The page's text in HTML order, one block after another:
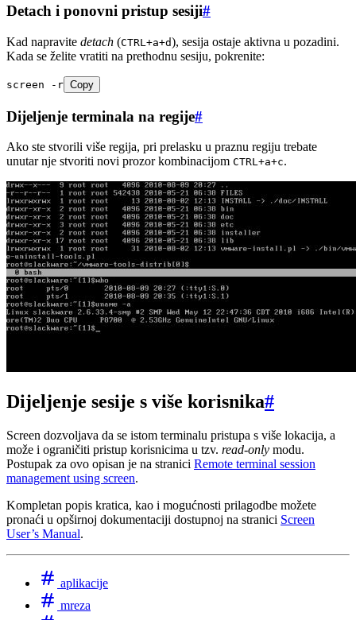
Detach i ponovni pristup sesiji#
Kad napravite detach (CTRL+a+d), sesija ostaje aktivna u pozadini.
Kada se želite vratiti na prethodnu sesiju, pokrenite:
screen -r Copy
Dijeljenje terminala na regije#
Ako ste stvorili više regija, pri prelasku u praznu regiju trebate
unutar nje stvoriti novi prozor kombinacijom CTRL+a+c.
Dijeljenje sesije s više korisnika#
Screen dozvoljava da se istom terminalu pristupa s više lokacija, a
može i ograničiti pristup korisnicima u tzv. read-only modu.
Postupak za ovo opisan je na stranici Remote terminal session
management using screen.
Kompletan popis kratica, kao i mogućnosti prilagodbe možete
pronaći u opširnoj dokumentaciji dostupnoj na stranici Screen
User’s Manual.
aplikacije
mreza